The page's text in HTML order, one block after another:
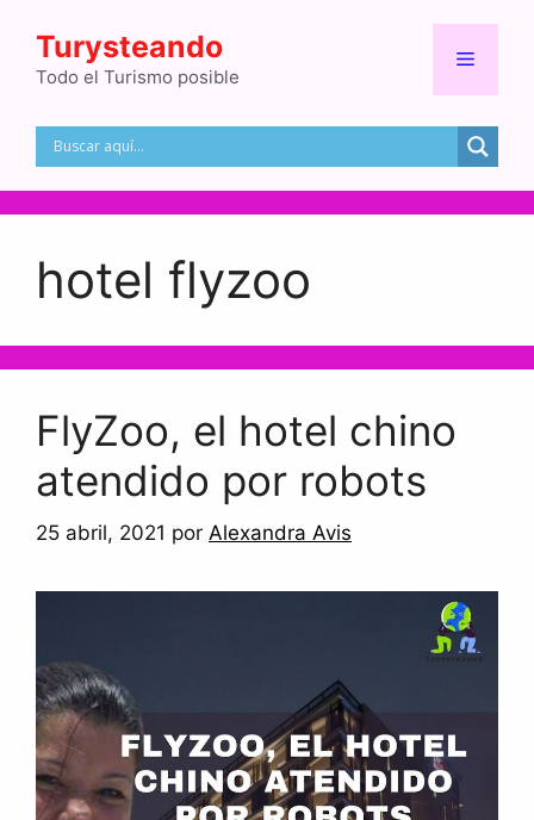
contenido
Turysteando
Todo el Turismo posible
Menú
hotel flyzoo
FlyZoo, el hotel chino
atendido por robots
25 abril, 2021 por Alexandra Avis